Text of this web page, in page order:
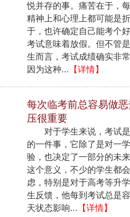
悦并存的事。痛苦在于，
精神上和心理上都可能是
于，也许确定自己能考个
考试意味着放假。但不管
生而言，考试成绩确实非
因为这种... 【详情】
每次临考前总容易做
压很重要
对于学生来说，考试是
的一件事，它除了是对一
验，也决定了一部分的未
这个意义，不少的学生都
虑，特别是对于高考等升
生反馈，他每到考试总是
天状态影响... 【详情】